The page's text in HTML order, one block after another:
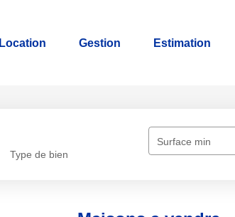
Location Gestion Estimation
Type de bien
Surface min